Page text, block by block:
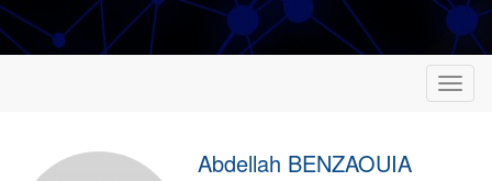
Abdellah BENZAOUIA